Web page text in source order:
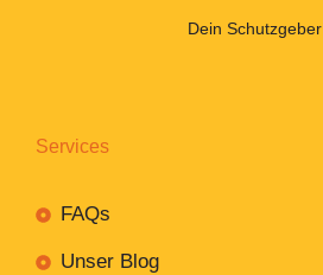
Dein Schutzgeber
Services
FAQs
Unser Blog